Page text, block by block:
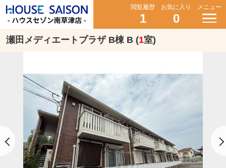
閲覧履歴
1
お気に入り
0
メニュー
瀬田メディエートプラザ B棟 B (1室)